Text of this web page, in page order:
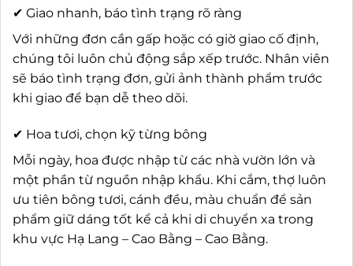
✔ Giao nhanh, báo tình trạng rõ ràng
Với những đơn cần gấp hoặc có giờ giao cố định,
chúng tôi luôn chủ động sắp xếp trước. Nhân viên
sẽ báo tình trạng đơn, gửi ảnh thành phẩm trước
khi giao để bạn dễ theo dõi.
✔ Hoa tươi, chọn kỹ từng bông
Mỗi ngày, hoa được nhập từ các nhà vườn lớn và
một phần từ nguồn nhập khẩu. Khi cắm, thợ luôn
ưu tiên bông tươi, cánh đều, màu chuẩn để sản
phẩm giữ dáng tốt kể cả khi di chuyển xa trong
khu vực Hạ Lang – Cao Bằng – Cao Bằng.